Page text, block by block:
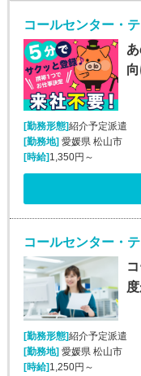
[勤務形態]紹介予定派遣
[勤務地]愛媛県 松山市
[時給]1,350円～
[勤務形態]紹介予定派遣
[勤務地]愛媛県 松山市
[時給]1,250円～